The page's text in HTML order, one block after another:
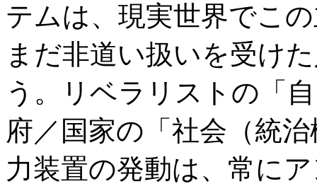
テムは、現実世界でこ
まだ非道い扱いを受け
う。リベラリストの「
府／国家の「社会（統
力装置の発動は、常に